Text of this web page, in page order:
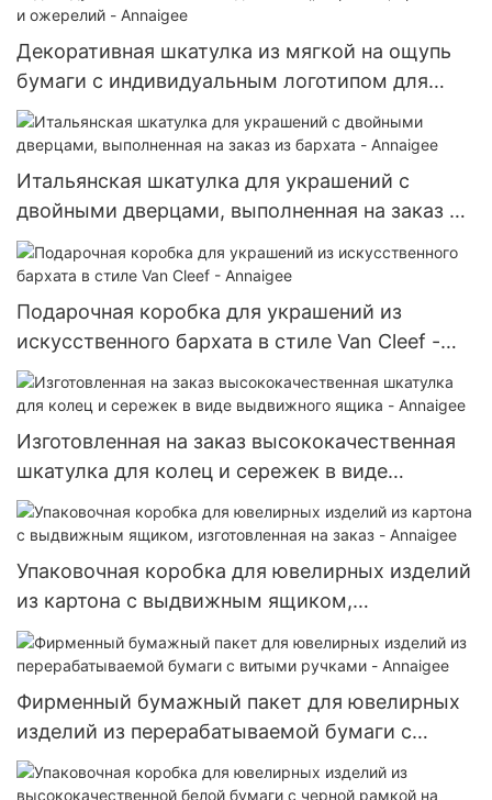
Декоративная шкатулка из мягкой на ощупь
бумаги с индивидуальным логотипом для
колец, сережек, браслетов и ожерелий -
Annaigee
Итальянская шкатулка для украшений с
двойными дверцами, выполненная на заказ из
бархата - Annaigee
Подарочная коробка для украшений из
искусственного бархата в стиле Van Cleef -
Annaigee
Изготовленная на заказ высококачественная
шкатулка для колец и сережек в виде
выдвижного ящика - Annaigee
Упаковочная коробка для ювелирных изделий
из картона с выдвижным ящиком,
изготовленная на заказ - Annaigee
Фирменный бумажный пакет для ювелирных
изделий из перерабатываемой бумаги с
витыми ручками - Annaigee